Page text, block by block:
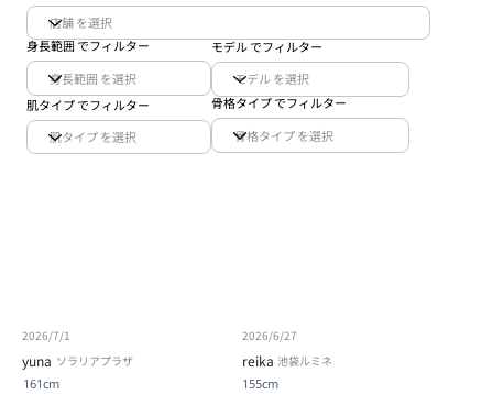
肌タイプ でフィルター
身長範囲 でフィルター モデル でフィルター
骨格タイプ でフィルター
yuna ソラリアプラザ
2026/7/1
161cm
reika 池袋ルミネ
2026/6/27
155cm